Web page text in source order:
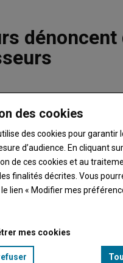
dénoncent
(FNSEA) dénonce la
(énergie, engrais, main
des cookies
des cookies pour
d’audience. En cliquant
de ces cookies et au
finalités décrites. Vous
lien « Modifier mes
mes cookies